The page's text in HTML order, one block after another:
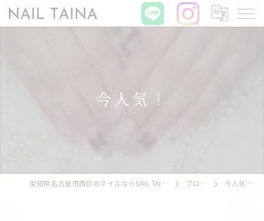
今人気！
愛知県名古屋市西区のネイルならNAIL TAINA ブログ 今人気！